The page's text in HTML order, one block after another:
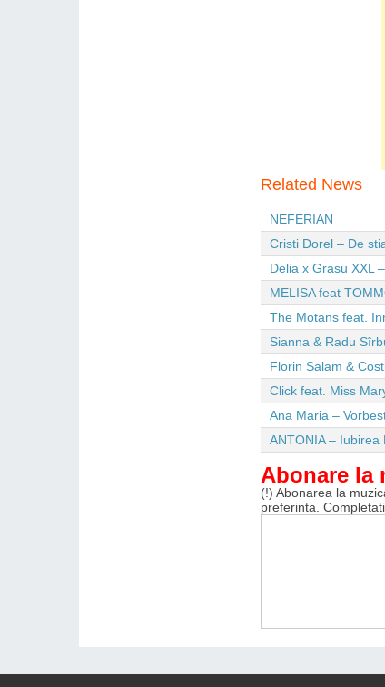
Related News
NEFERIAN
Cristi Dorel – De
Delia x Grasu XXL
MELISA feat
The Motans feat.
Sianna & Radu
Florin Salam &
Click feat. Miss
Ana Maria –
ANTONIA – Iubirea
Abonare la
(!) Abonarea la
preferinta.